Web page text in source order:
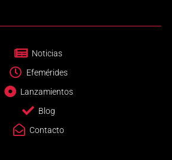
Noticias
Efemérides
Lanzamientos
Blog
Contacto